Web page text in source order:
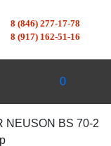
8 (846) 277-17-78
8 (917) 162-51-16
0
NEUSON BS 70-2